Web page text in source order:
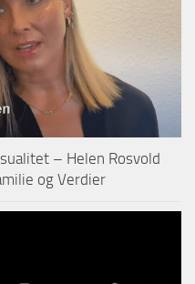
– Helen Rosvold
og Verdier